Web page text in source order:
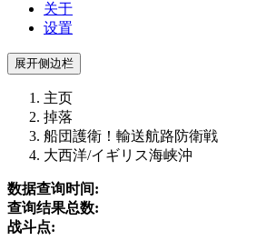
关于
设置
展开侧边栏
主页
掉落
船団護衛！輸送航路防衛戦
大西洋/イギリス海峡沖
数据查询时间:
查询结果总数:
战斗点: